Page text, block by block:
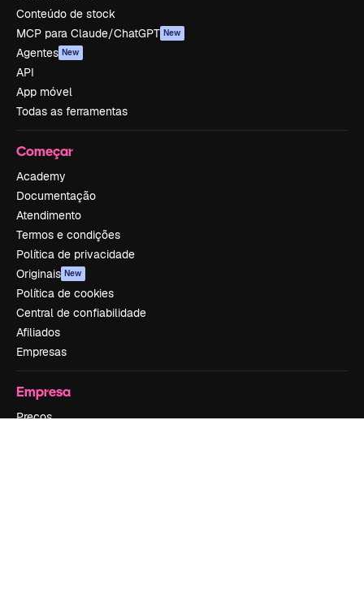
Conteúdo de stock
MCP para Claude/ChatGPT New
Agentes New
API
App móvel
Todas as ferramentas
Começar
Academy
Documentação
Atendimento
Termos e condições
Política de privacidade
Originais New
Política de cookies
Central de confiabilidade
Afiliados
Empresas
Empresa
Preços